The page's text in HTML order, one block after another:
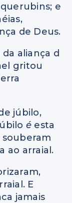
e
de Deus.
aliança d
gritou
júbilo,
é esta
souberam
ao arraial.
E
jamais